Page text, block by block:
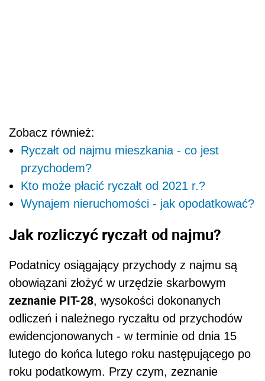
Zobacz również:
Ryczałt od najmu mieszkania - co jest
przychodem?
Kto może płacić ryczałt od 2021 r.?
Wynajem nieruchomości - jak opodatkować?
Jak rozliczyć ryczałt od najmu?
Podatnicy osiągający przychody z najmu są
obowiązani złożyć w urzędzie skarbowym
zeznanie PIT-28, wysokości dokonanych
odliczeń i należnego ryczałtu od przychodów
ewidencjonowanych - w terminie od dnia 15
lutego do końca lutego roku następującego po
roku podatkowym. Przy czym, zeznanie